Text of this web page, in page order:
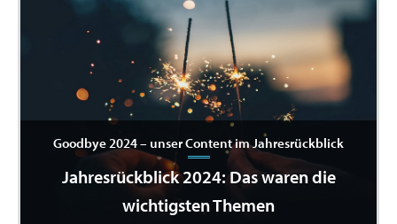
Goodbye 2024 – unser Content im Jahresrückblick
Jahresrückblick 2024: Das waren die
wichtigsten Themen